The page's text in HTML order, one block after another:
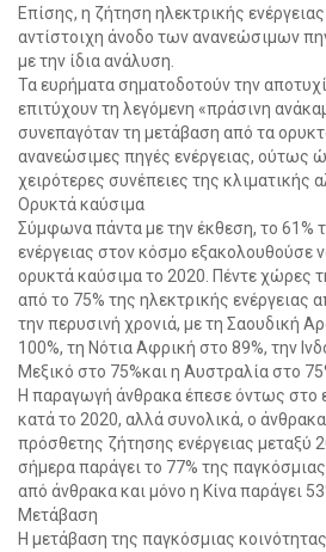
Επίσης, η ζήτηση ηλεκτρικής
αντίστοιχη άνοδο των ανανεώσιμων
με την ίδια ανάλυση.
Τα ευρήματα σηματοδοτούν την
επιτύχουν τη λεγόμενη «πράσινη
συνεπαγόταν τη μετάβαση από τα
ανανεώσιμες πηγές ενέργειας, ούτως
χειρότερες συνέπειες της κλιματικής
Ορυκτά καύσιμα
Σύμφωνα πάντα με την έκθεση, το 61%
ενέργειας στον κόσμο εξακολουθούσε
ορυκτά καύσιμα το 2020. Πέντε χώρες
από το 75% της ηλεκτρικής ενέργειας
την περυσινή χρονιά, με τη Σαουδική
100%, τη Νότια Αφρική στο 89%, την
Μεξικό στο 75%και η Αυστραλία στο
Η παραγωγή άνθρακα έπεσε όντως στο
κατά το 2020, αλλά συνολικά, ο
πρόσθετης ζήτησης ενέργειας μεταξύ
σήμερα παράγει το 77% της
από άνθρακα και μόνο η Κίνα παράγει
Μετάβαση
Η μετάβαση της παγκόσμιας